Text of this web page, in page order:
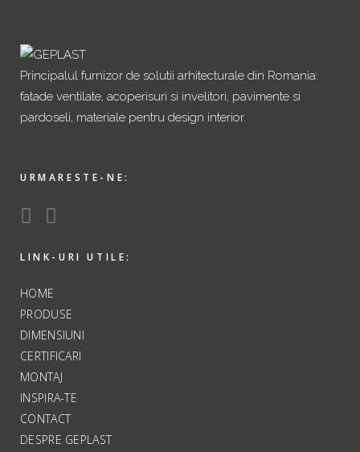
Principalul furnizor de solutii arhitecturale din Romania:
fatade ventilate, acoperisuri si invelitori, pavimente si
pardoseli, materiale pentru design interior.
URMARESTE-NE:
LINK-URI UTILE:
HOME
PRODUSE
DIMENSIUNI
CERTIFICARI
MONTAJ
INSPIRA-TE
CONTACT
DESPRE GEPLAST